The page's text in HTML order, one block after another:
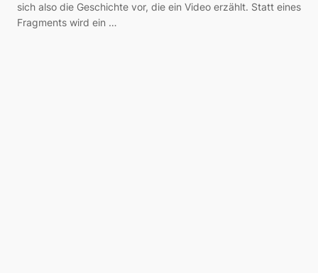
sich also die Geschichte vor, die ein Video erzählt. Statt eines
Fragments wird ein …